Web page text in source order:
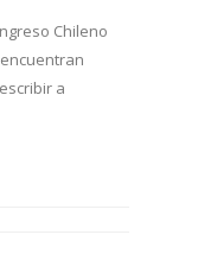
Chileno
a